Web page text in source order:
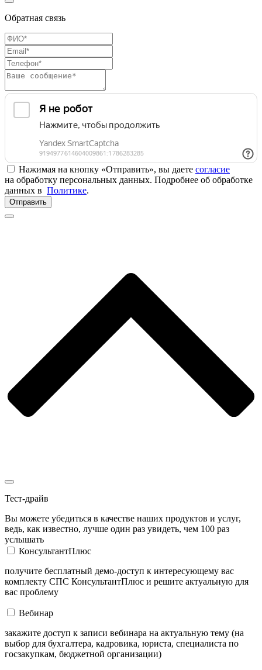
Обратная связь
Нажимая на кнопку «Отправить», вы даете согласие
на обработку персональных данных. Подробнее об обработке
данных в Политике.
Отправить
Тест-драйв
Вы можете убедиться в качестве наших продуктов и услуг,
ведь, как известно, лучше один раз увидеть, чем 100 раз
услышать
КонсультантПлюс
получите бесплатный демо-доступ к интересующему вас
комплекту СПС КонсультантПлюс и решите актуальную для
вас проблему
Вебинар
закажите доступ к записи вебинара на актуальную тему (на
выбор для бухгалтера, кадровика, юриста, специалиста по
госзакупкам, бюджетной организации)